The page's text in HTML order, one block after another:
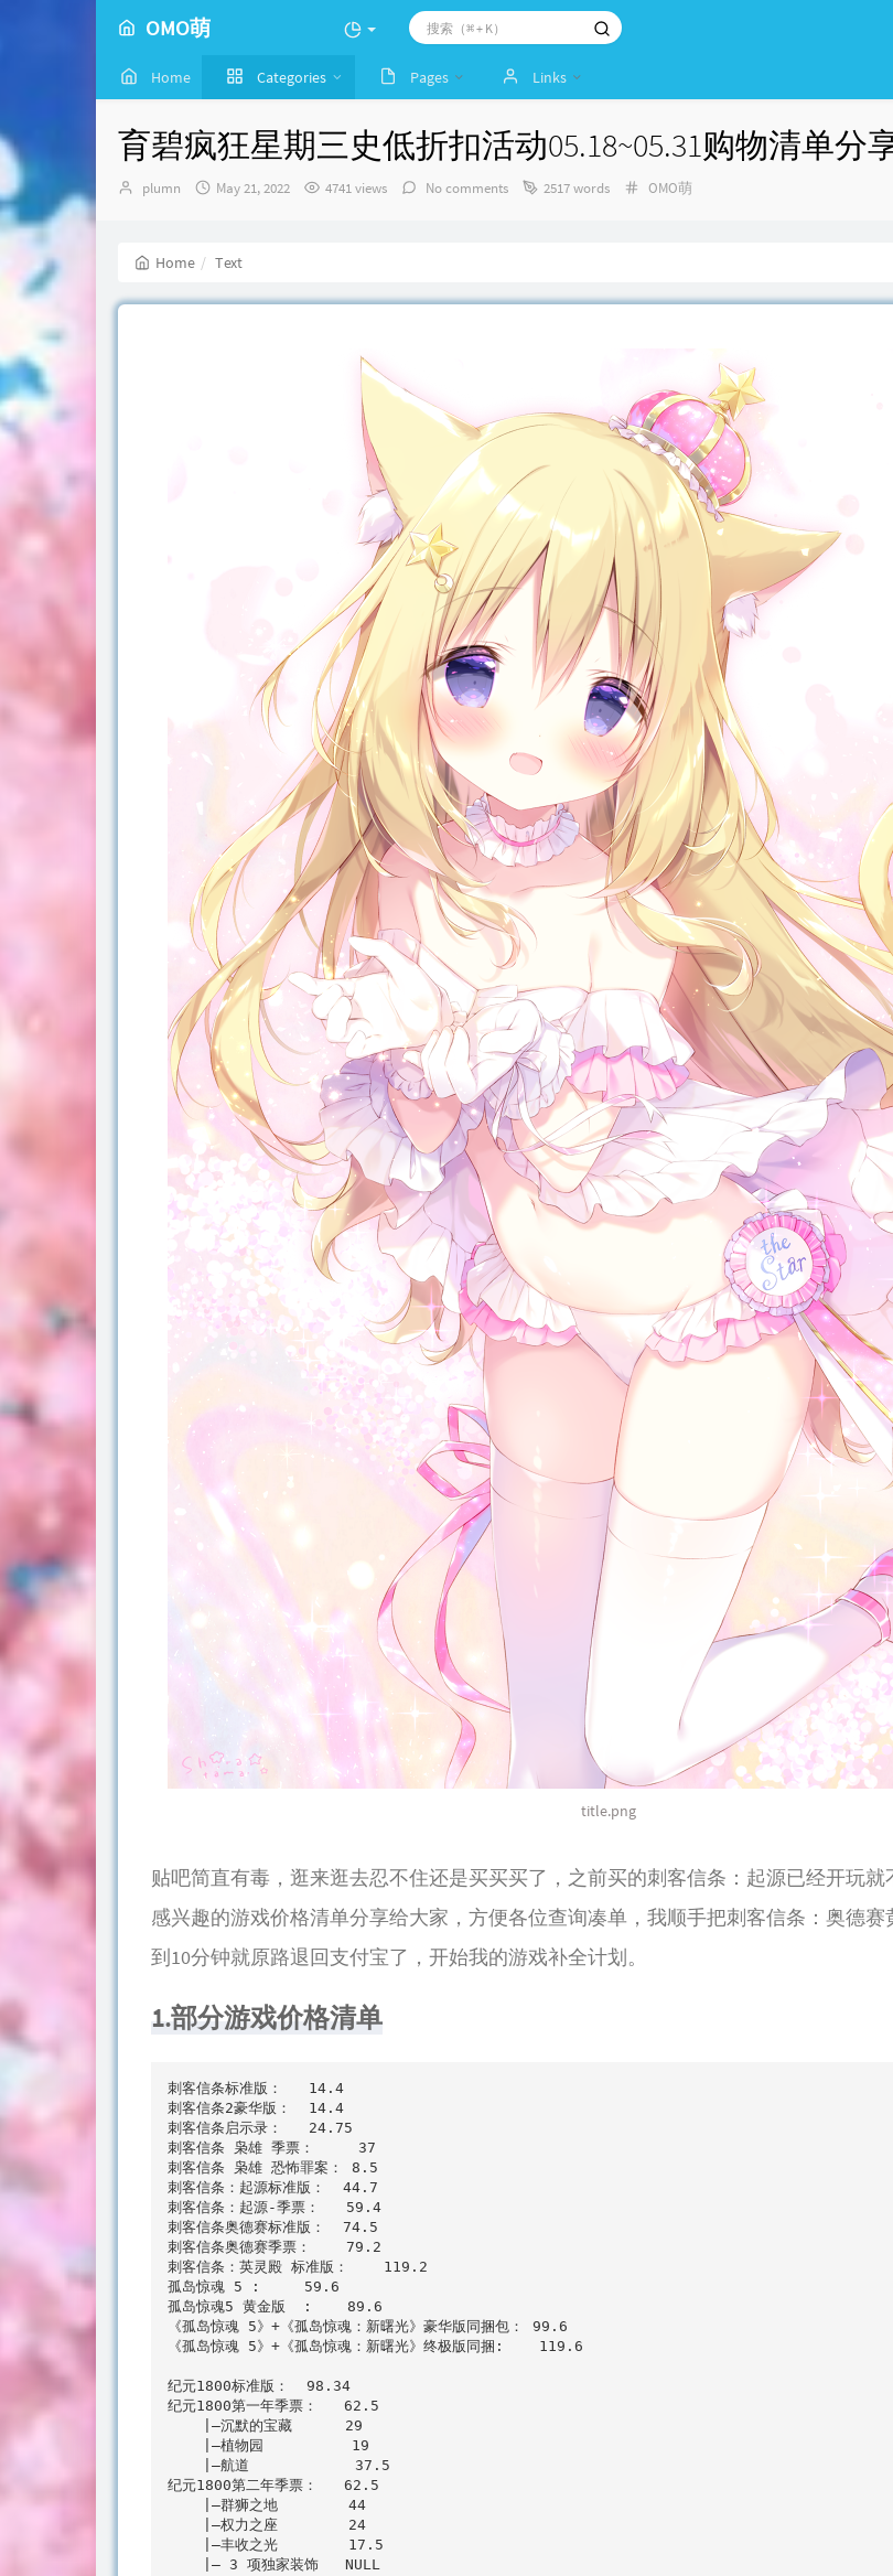
OMO萌
Home Categories Pages Links
育碧疯狂星期三史低折扣活动05.18~05.31购物清单分
Author：
plumn
发
May 21, 2022 4741 views No comments 2517 words Categories：
OMO萌
Home Text
title.png
贴吧简直有毒，逛来逛去忍不住还是买买买了，之前买的刺客信条：起源已经开玩
感兴趣的游戏价格清单分享给大家，方便各位查询凑单，我顺手把刺客信条：奥德
到10分钟就原路退回支付宝了，开始我的游戏补全计划。
1.部分游戏价格清单
刺客信条标准版：   14.4
刺客信条2豪华版：  14.4
刺客信条启示录：   24.75
刺客信条 枭雄 季票：     37
刺客信条 枭雄 恐怖罪案： 8.5
刺客信条：起源标准版：  44.7
刺客信条：起源-季票：   59.4
刺客信条奥德赛标准版：  74.5
刺客信条奥德赛季票：    79.2
刺客信条：英灵殿 标准版：    119.2
孤岛惊魂 5 :     59.6
孤岛惊魂5 黄金版  :    89.6
《孤岛惊魂 5》+《孤岛惊魂：新曙光》豪华版同捆包： 99.6
《孤岛惊魂 5》+《孤岛惊魂：新曙光》终极版同捆:    119.6
纪元1800标准版：  98.34
纪元1800第一年季票：   62.5
    |—沉默的宝藏      29
    |—植物园          19
    |—航道            37.5
纪元1800第二年季票：   62.5
    |—群狮之地        44
    |—权力之座        24
    |—丰收之光        17.5
    |— 3 项独家装饰   NULL